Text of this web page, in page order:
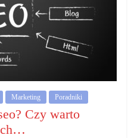
Marketing Poradniki
Czy warto